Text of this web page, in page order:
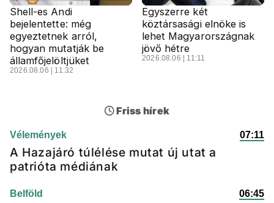
Shell-es Andi
bejelentette: még
egyeztetnek arról,
hogyan mutatják be
államfőjelöltjüket
2026.08.06 | 11:32
Egyszerre két
köztársasági elnöke is
lehet Magyarországnak
jövő hétre
2026.08.06 | 11:11
Friss hírek
Vélemények 07:11
A Hazajáró túlélése mutat új utat a
patrióta médiának
Belföld 06:45